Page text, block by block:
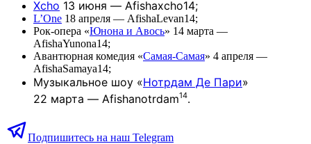
Xcho 13 июня — Afishaxcho14;
L’One 18 апреля — AfishaLevan14;
Рок-опера «Юнона и Авось» 14 марта —
AfishaYunona14;
Авантюрная комедия «Самая-Самая» 4 апреля —
AfishaSamaya14;
Музыкальное шоу «Нотрдам Де Пари»
22 марта — Afishanotrdam14.
Подпишитесь на наш Telegram